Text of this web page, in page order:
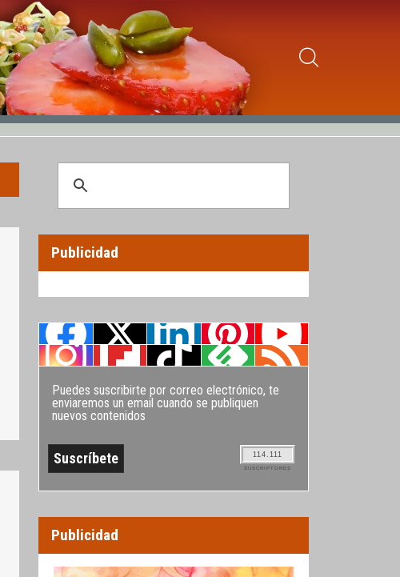
Publicidad
Puedes suscribirte por correo electrónico, te
enviaremos un email cuando se publiquen
nuevos contenidos
114.111
SUSCRIPTORES
Publicidad